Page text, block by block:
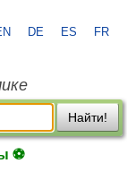
DE ES FR
Найти!
⚽